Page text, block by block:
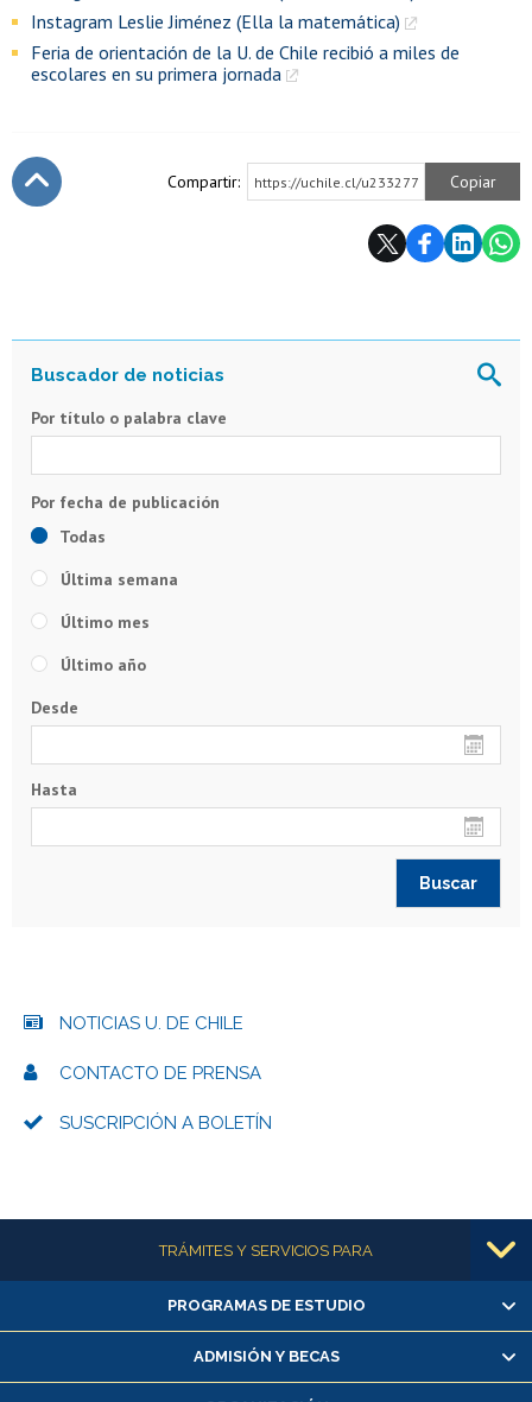
Instagram Leslie Jiménez (Ella la matemática)
Feria de orientación de la U. de Chile recibió a miles de
escolares en su primera jornada
Compartir: https://uchile.cl/u233277 Copiar
Por título o palabra clave
Todas
Última semana
Último mes
Último año
Desde
Hasta
NOTICIAS U. DE CHILE
CONTACTO DE PRENSA
SUSCRIPCIÓN A BOLETÍN
Más informaciónTRÁMITES Y SERVICIOS PARA
Alumnas/os y exalumnas/os
Matrícula en línea
Inscripción y cambio de asignaturas
PROGRAMAS DE ESTUDIO
ADMISIÓN Y BECAS